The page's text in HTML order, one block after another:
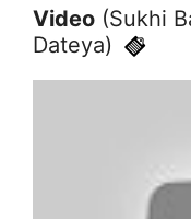
Video (Sukhi
Dateya)